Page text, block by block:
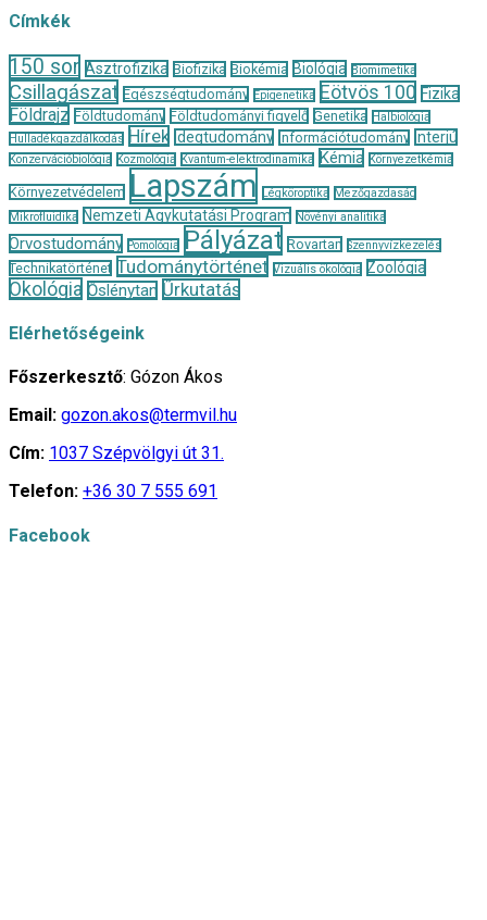
Címkék
150 sor Asztrofizika Biofizika Biokémia Biológia Biomimetika
Csillagászat Egészségtudomány Epigenetika Eötvös 100 Fizika
Földrajz Földtudomány Földtudományi figyelő Genetika
Halbiológia
Hulladékgazdálkodás
Hírek Idegtudomány Információtudomány Interjú
Konzervációbiológia Kozmológia Kvantum-elektrodinamika Kémia Környezetkémia
Környezetvédelem Lapszám Légköroptika
Mezőgazdaság
Mikrofluidika
Nemzeti Agykutatási Program Növényi analitika
Orvostudomány Pomológia Pályázat Rovartan Szennyvízkezelés
Technikatörténet Tudománytörténet Vizuális ökológia Zoológia
Ökológia Őslénytan Űrkutatás
Elérhetőségeink
Főszerkesztő: Gózon Ákos
Email: gozon.akos@termvil.hu
Cím: 1037 Szépvölgyi út 31.
Telefon: +36 30 7 555 691
Facebook